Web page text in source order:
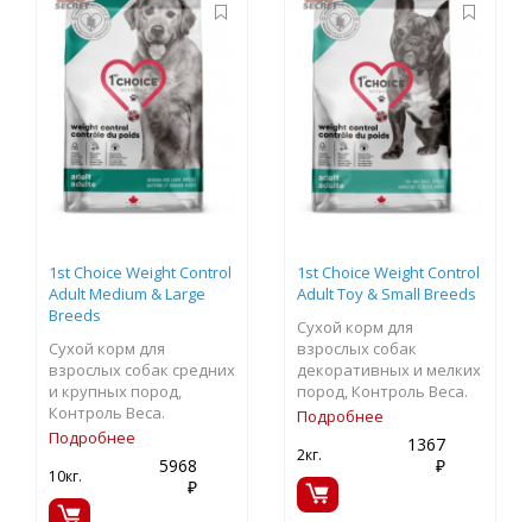
1st Choice Weight Control
Adult Medium & Large
Breeds
Сухой корм для
взрослых собак средних
и крупных пород,
Контроль Веса.
Подробнее
10кг.
5968
₽
1st Choice Weight Control
Adult Toy & Small Breeds
Сухой корм для
взрослых собак
декоративных и мелких
пород, Контроль Веса.
Подробнее
2кг.
1367
₽